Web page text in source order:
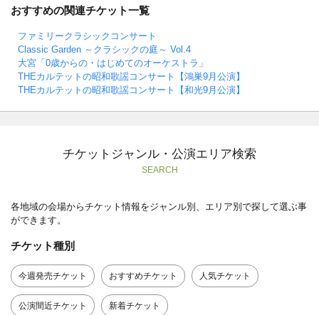
おすすめの関連チケット一覧
ファミリークラシックコンサート
Classic Garden ～クラシックの庭～ Vol.4
大宮「0歳からの・はじめてのオーケストラ」
THEカルテットの昭和歌謡コンサート【鴻巣9月公演】
THEカルテットの昭和歌謡コンサート【和光9月公演】
チケットジャンル・公演エリア検索
SEARCH
各地域の会場からチケット情報をジャンル別、エリア別で探して選ぶ事
ができます。
チケット種別
今週発売チケット おすすめチケット 人気チケット
公演間近チケット 新着チケット